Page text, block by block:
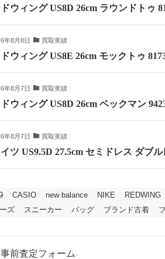
ウィング US8D 26cm ラウンドトゥ
年8月8日 買取実績
ウィング US8E 26cm モックトゥ
年8月7日 買取実績
ウィング US8D 26cm ベックマン
年8月7日 買取実績
ツ US9.5D 27.5cm セミドレス ダブ
CASIO new balance NIKE REDWING
ズ
スニーカー バッグ ブランド古着
事前査定フォーム